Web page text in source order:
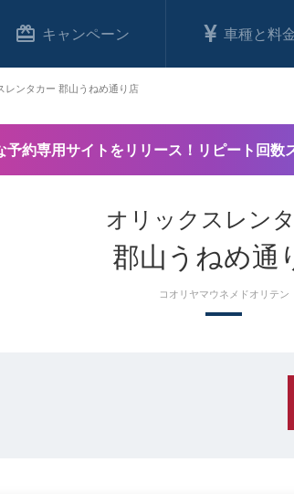
キャンペーン 車種と料
約専用サイトをリリース！リピート回数
オリックスレン
郡山うねめ通
コオリヤマウネメドオリテン
レンタカー 郡山うねめ通り店